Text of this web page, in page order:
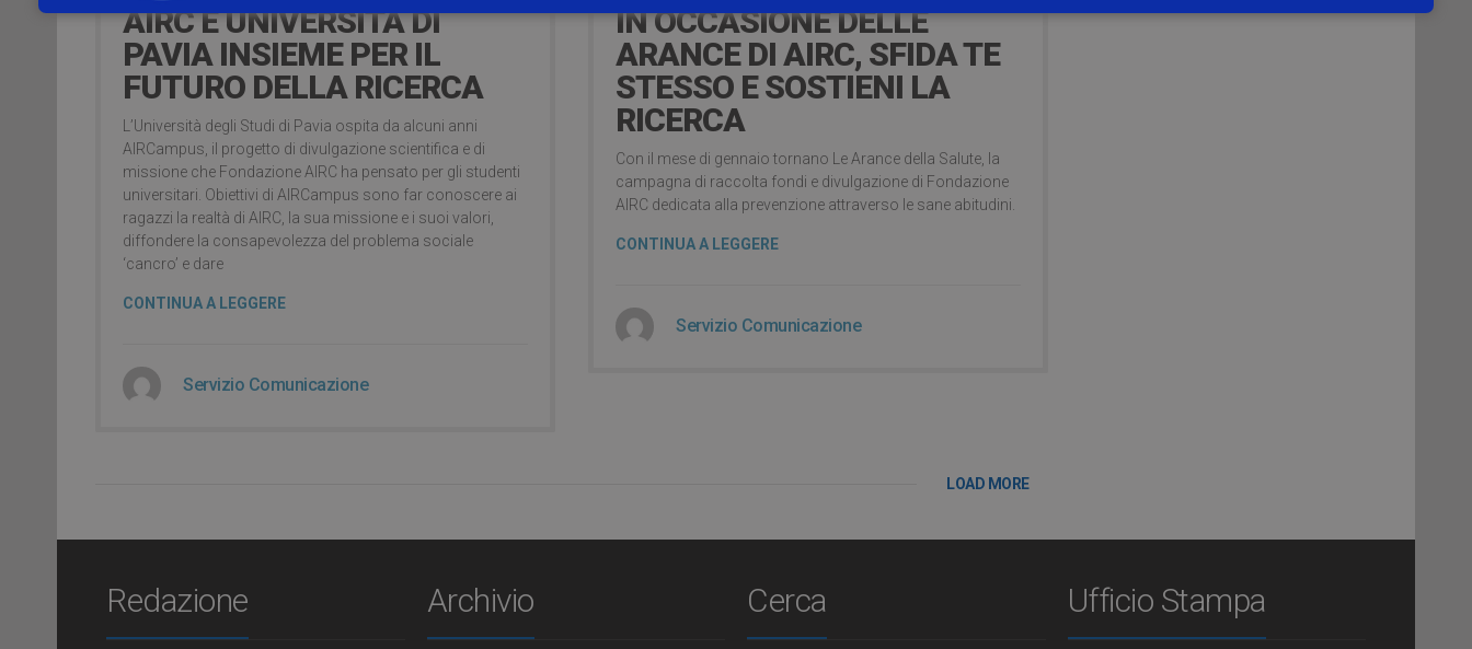
AIRC E UNIVERSITÀ DI
PAVIA INSIEME PER IL
FUTURO DELLA RICERCA
L’Università degli Studi di Pavia ospita da alcuni anni
AIRCampus, il progetto di divulgazione scientifica e di
missione che Fondazione AIRC ha pensato per gli studenti
universitari. Obiettivi di AIRCampus sono far conoscere ai
ragazzi la realtà di AIRC, la sua missione e i suoi valori,
diffondere la consapevolezza del problema sociale
‘cancro’ e dare
CONTINUA A LEGGERE
Servizio Comunicazione
IN OCCASIONE DELLE
ARANCE DI AIRC, SFIDA TE
STESSO E SOSTIENI LA
RICERCA
Con il mese di gennaio tornano Le Arance della Salute, la
campagna di raccolta fondi e divulgazione di Fondazione
AIRC dedicata alla prevenzione attraverso le sane abitudini.
CONTINUA A LEGGERE
Servizio Comunicazione
LOAD MORE
Redazione Archivio Cerca Ufficio Stampa